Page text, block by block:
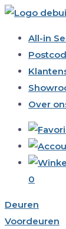
All-in
Over
0
Deuren
Voordeuren